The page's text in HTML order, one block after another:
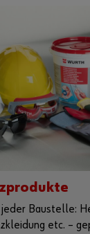
jeder Baustelle:
etc. –